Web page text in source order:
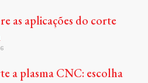
as aplicações do corte
a plasma CNC: escolha